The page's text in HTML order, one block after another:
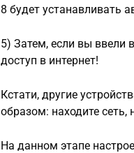
8 будет устанавливать
5) Затем, если вы ввели
доступ в интернет!
Кстати, другие
образом: находите
На данном этапе